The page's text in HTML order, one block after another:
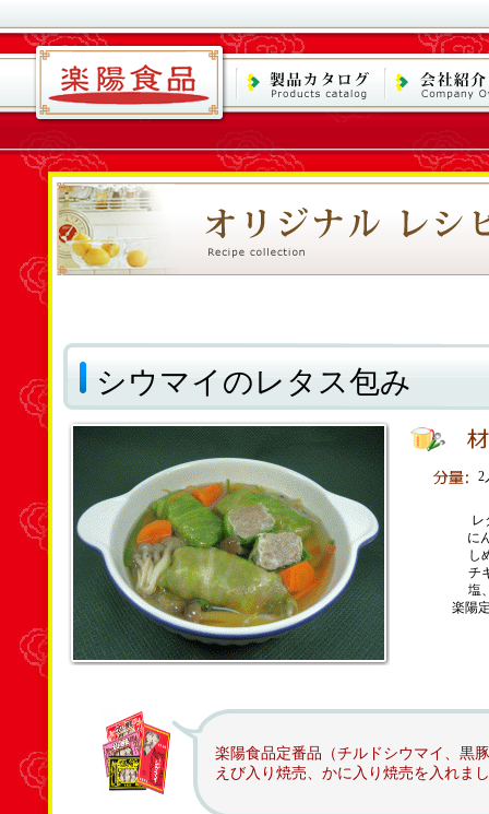
シウマイのレタス包み
2
レ
に
し
チ
塩
楽陽
楽陽食品定番品（チルドシウマイ、黒
えび入り焼売、かに入り焼売を入れま